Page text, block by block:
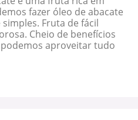
fazer óleo de abacate
Fruta de fácil
Cheio de benefícios
aproveitar tudo